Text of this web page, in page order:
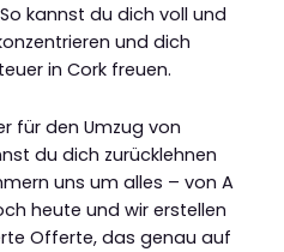
kannst du dich voll und
und dich
in Cork freuen.
für den Umzug von
du dich zurücklehnen
uns um alles – von A
heute und wir erstellen
Offerte, das genau auf